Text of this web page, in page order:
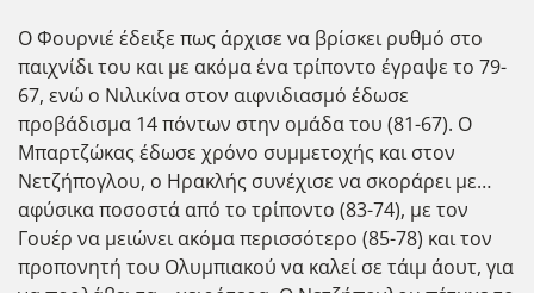
Ο Φουρνιέ έδειξε πως άρχισε να βρίσκει ρυθμό στο
παιχνίδι του και με ακόμα ένα τρίποντο έγραψε το 79-
67, ενώ ο Νιλικίνα στον αιφνιδιασμό έδωσε
προβάδισμα 14 πόντων στην ομάδα του (81-67). Ο
Μπαρτζώκας έδωσε χρόνο συμμετοχής και στον
Νετζήπογλου, ο Ηρακλής συνέχισε να σκοράρει με…
αφύσικα ποσοστά από το τρίποντο (83-74), με τον
Γουέρ να μειώνει ακόμα περισσότερο (85-78) και τον
προπονητή του Ολυμπιακού να καλεί σε τάιμ άουτ, για